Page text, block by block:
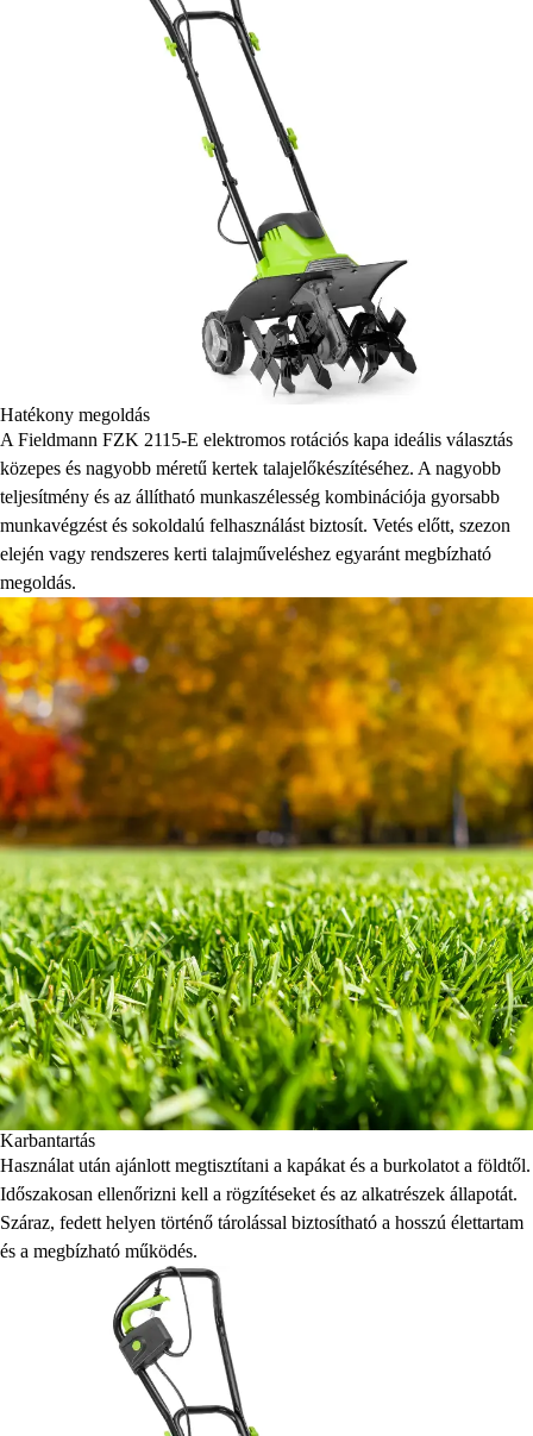
Hatékony megoldás
A Fieldmann FZK 2115-E elektromos rotációs kapa ideális választás
közepes és nagyobb méretű kertek talajelőkészítéséhez. A nagyobb
teljesítmény és az állítható munkaszélesség kombinációja gyorsabb
munkavégzést és sokoldalú felhasználást biztosít. Vetés előtt, szezon
elején vagy rendszeres kerti talajműveléshez egyaránt megbízható
megoldás.
Karbantartás
Használat után ajánlott megtisztítani a kapákat és a burkolatot a földtől.
Időszakosan ellenőrizni kell a rögzítéseket és az alkatrészek állapotát.
Száraz, fedett helyen történő tárolással biztosítható a hosszú élettartam
és a megbízható működés.